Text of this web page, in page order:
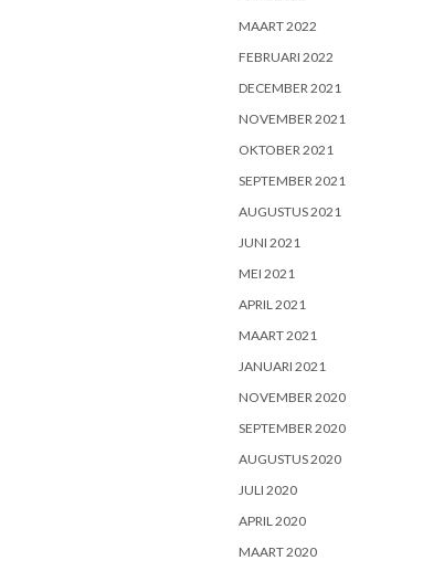
MAART 2022
FEBRUARI 2022
DECEMBER 2021
NOVEMBER 2021
OKTOBER 2021
SEPTEMBER 2021
AUGUSTUS 2021
JUNI 2021
MEI 2021
APRIL 2021
MAART 2021
JANUARI 2021
NOVEMBER 2020
SEPTEMBER 2020
AUGUSTUS 2020
JULI 2020
APRIL 2020
MAART 2020